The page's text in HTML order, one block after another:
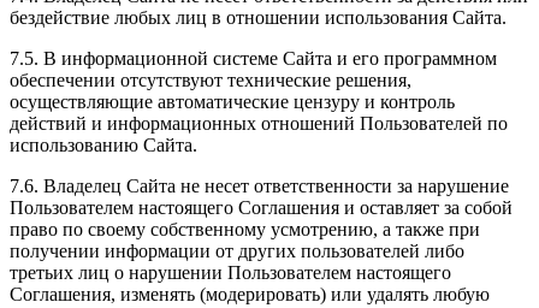
бездействие любых лиц в отношении использования Сайта.
7.5. В информационной системе Сайта и его программном
обеспечении отсутствуют технические решения,
осуществляющие автоматические цензуру и контроль
действий и информационных отношений Пользователей по
использованию Сайта.
7.6. Владелец Сайта не несет ответственности за нарушение
Пользователем настоящего Соглашения и оставляет за собой
право по своему собственному усмотрению, а также при
получении информации от других пользователей либо
третьих лиц о нарушении Пользователем настоящего
Соглашения, изменять (модерировать) или удалять любую